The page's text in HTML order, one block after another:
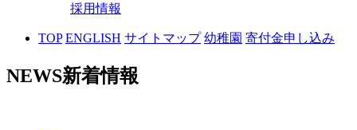
採用情報
TOP ENGLISH サイトマップ 幼稚園 寄付金申し込み
NEWS新着情報